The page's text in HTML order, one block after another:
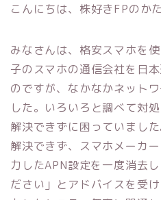
こんにちは、株好きFPのか
みなさんは、格安スマホを
子のスマホの通信会社を日
のですが、なかなかネット
した。いろいろと調べて対
解決できずに困っていまし
解決できず、スマホメーカ
力したAPN設定を一度消去
ださい」とアドバイスを受